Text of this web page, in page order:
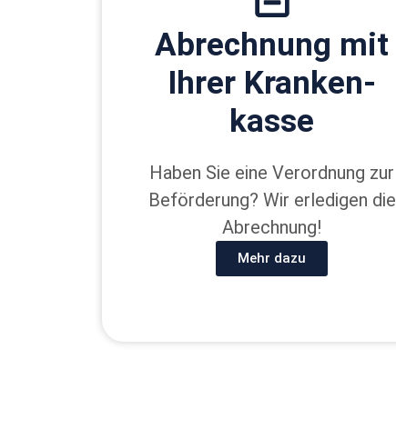
Ab­rechnung mit
Ihrer Kranken­
kasse
Haben Sie eine Verordnung zur
Beförderung? Wir erledigen die
Abrechnung!
Mehr dazu